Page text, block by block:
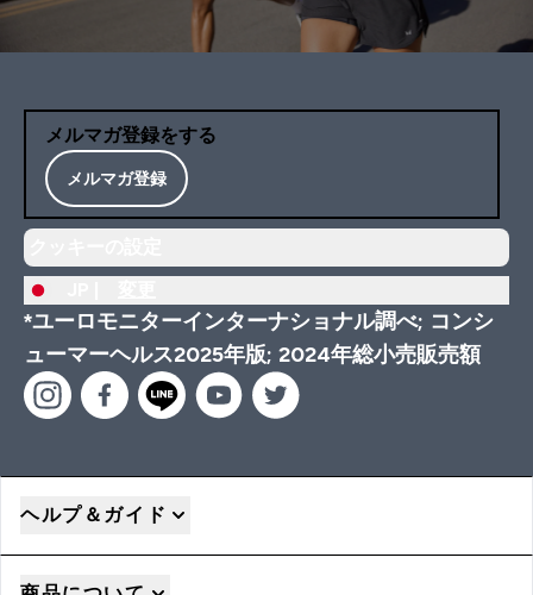
メルマガ登録をする
メルマガ登録
*ユーロモニターインターナショナル調べ; コンシ
ューマーヘルス2025年版; 2024年総小売販売額
ヘルプ＆ガイド